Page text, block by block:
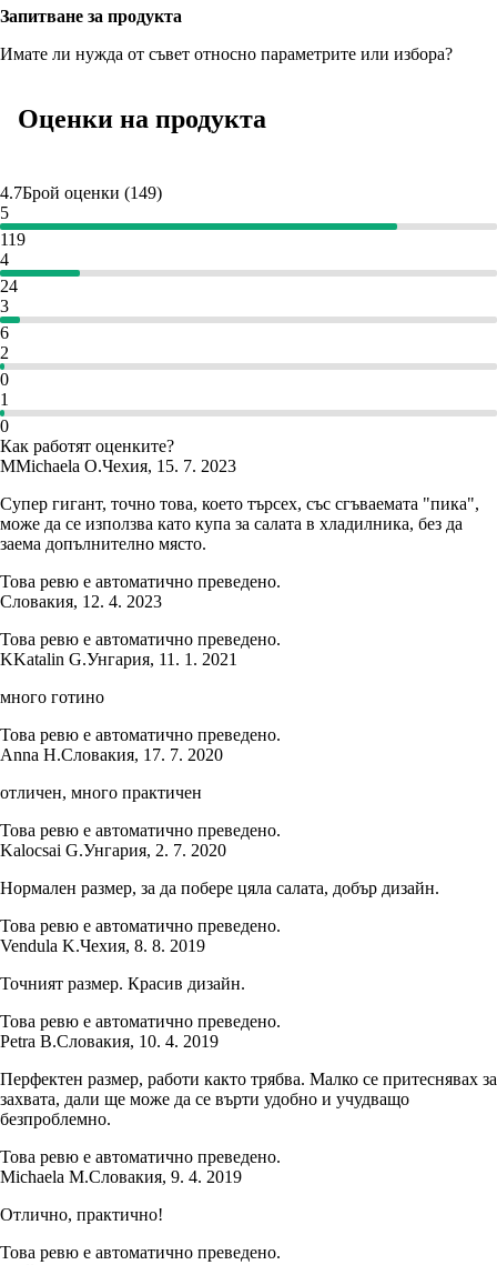
Запитване за продукта
Имате ли нужда от съвет относно параметрите или избора?
Оценки на продукта
4.7Брой оценки (149)
5
119
4
24
3
6
2
0
1
0
Как работят оценките?
MMichaela O.Чехия, 15. 7. 2023
Супер гигант, точно това, което търсех, със сгъваемата "пика",
може да се използва като купа за салата в хладилника, без да
заема допълнително място.
Това ревю е автоматично преведено.
Словакия, 12. 4. 2023
Това ревю е автоматично преведено.
KKatalin G.Унгария, 11. 1. 2021
много готино
Това ревю е автоматично преведено.
Anna H.Словакия, 17. 7. 2020
отличен, много практичен
Това ревю е автоматично преведено.
Kalocsai G.Унгария, 2. 7. 2020
Нормален размер, за да побере цяла салата, добър дизайн.
Това ревю е автоматично преведено.
Vendula K.Чехия, 8. 8. 2019
Точният размер. Красив дизайн.
Това ревю е автоматично преведено.
Petra B.Словакия, 10. 4. 2019
Перфектен размер, работи както трябва. Малко се притеснявах за
захвата, дали ще може да се върти удобно и учудващо
безпроблемно.
Това ревю е автоматично преведено.
Michaela M.Словакия, 9. 4. 2019
Отлично, практично!
Това ревю е автоматично преведено.